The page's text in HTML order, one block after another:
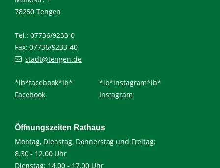
78250 Tengen
Tel.: 07736/9233-0
Fax: 07736/9233-40
stadt@tengen.de
*ib*facebook*ib*
Facebook
*ib*instagram*ib*
Instagram
Öffnungszeiten Rathaus
Montag, Dienstag, Donnerstag und Freitag:
8.30 - 12.00 Uhr
Dienstag: 14.00 - 17.00 Uhr